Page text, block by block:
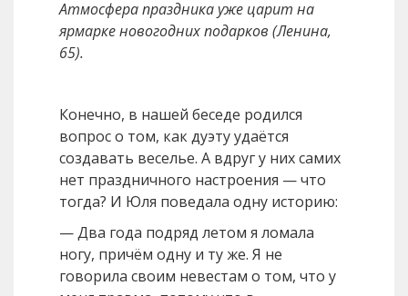
Атмосфера праздника уже царит на
ярмарке новогодних подарков (Ленина,
65).
Конечно, в нашей беседе родился
вопрос о том, как дуэту удаётся
создавать веселье. А вдруг у них самих
нет праздничного настроения — что
тогда? И Юля поведала одну историю:
— Два года подряд летом я ломала
ногу, причём одну и ту же. Я не
говорила своим невестам о том, что у